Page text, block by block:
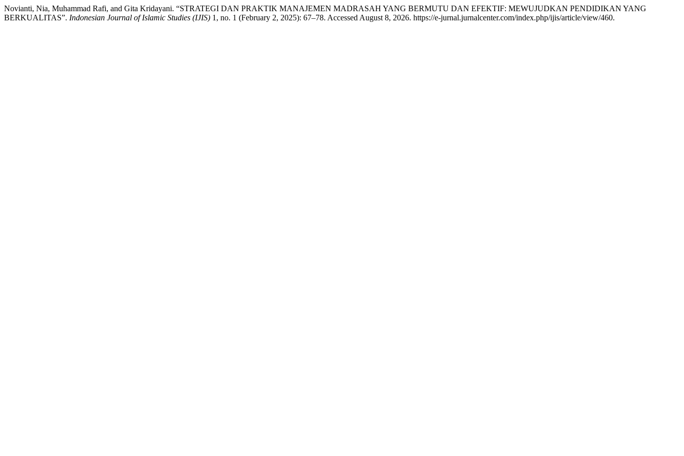
Novianti, Nia, Muhammad Rafi, and Gita Kridayani. “STRATEGI DAN PRAKTIK MANAJEMEN MADRASAH YANG BERMUTU DAN EFEKTIF: MEWUJUDKAN PENDIDIKAN YANG
BERKUALITAS”. Indonesian Journal of Islamic Studies (IJIS) 1, no. 1 (February 2, 2025): 67–78. Accessed August 8, 2026. https://e-jurnal.jurnalcenter.com/index.php/ijis/article/view/460.